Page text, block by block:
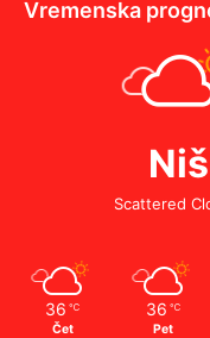
Vremenska
Niš
Scattered
36 ℃
Čet
36 ℃
Pet